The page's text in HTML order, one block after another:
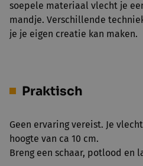
soepele materiaal vlecht je
mandje. Verschillende
je je eigen creatie kan maken.
Praktisch
Geen ervaring vereist. Je
hoogte van ca 10 cm.
Breng een schaar, potlood en